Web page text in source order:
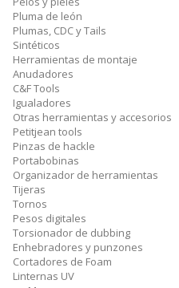
Pluma de león
Plumas, CDC y Tails
Sintéticos
Herramientas de montaje
Anudadores
C&F Tools
Igualadores
Otras herramientas y accesorios
Petitjean tools
Pinzas de hackle
Portabobinas
Organizador de herramientas
Tijeras
Tornos
Pesos digitales
Torsionador de dubbing
Enhebradores y punzones
Cortadores de Foam
Linternas UV